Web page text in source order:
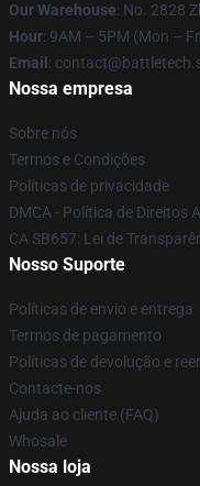
Our Warehouse: No. 2828
Hour: 9AM – 5PM (Mon –
Email :
Nossa empresa
Sobre nós
Termos e Condições
Políticas de privacidade
DMCA - Política de Direitos
CA SB657: Lei de
Nosso Suporte
Políticas de envio e entrega
Termos de pagamento
Políticas de devolução e
Contacte-nos
Ajuda ao cliente (FAQ)
Whosale
Nossa loja